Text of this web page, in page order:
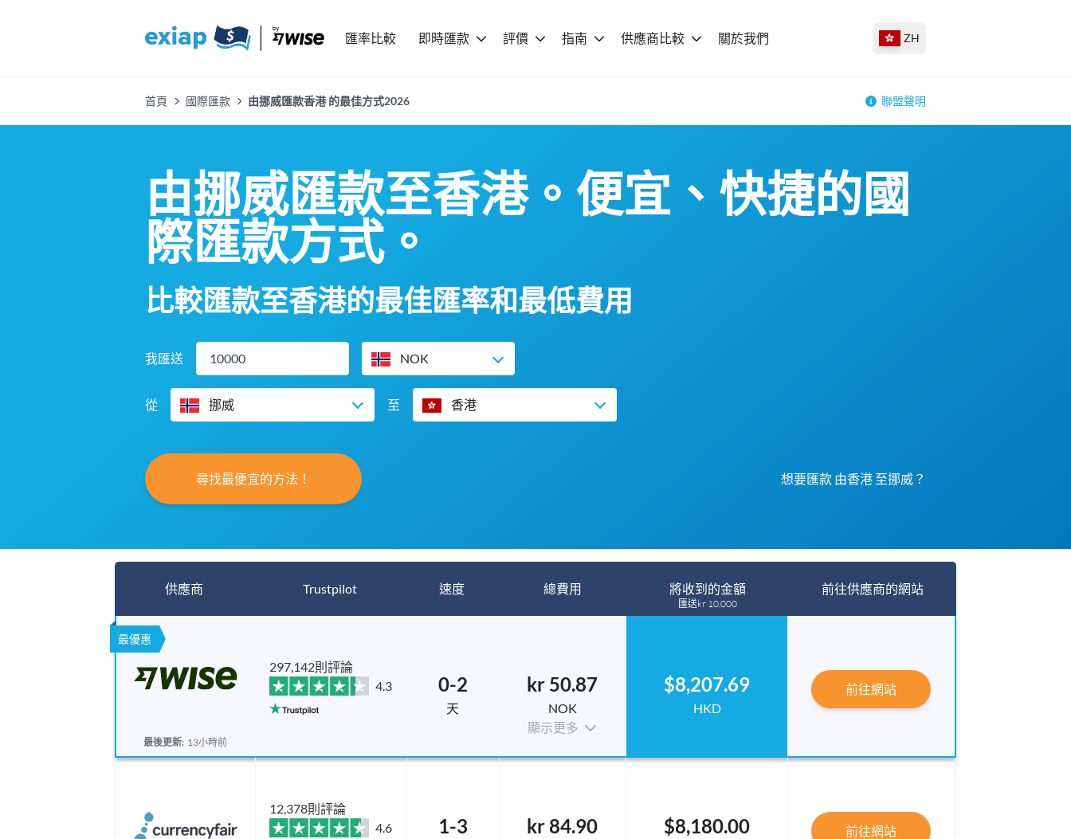
匯率比較 即時匯款 評價 指南 供應商比較 關於我們 ZH
首頁 國際匯款 由挪威匯款香港 的最佳方式2026 聯盟聲明
由挪威匯款至香港。便宜、快捷的國
際匯款方式。
比較匯款至香港的最佳匯率和最低費用
我匯送 NOK
從 挪威 至 香港
尋找最便宜的方法！ 想要匯款 由香港 至挪威？
供應商 Trustpilot 速度 總費用 將收到的金額
匯送kr 10,000
前往供應商的網站
最優惠
最後更新: 13小時前
297,142則評論
4.3
0-2
天
kr 50.87
NOK
顯示更多
$8,207.69
HKD
前往網站
12,378則評論
4.6
1-3 kr 84.90 $8,180.00 前往網站